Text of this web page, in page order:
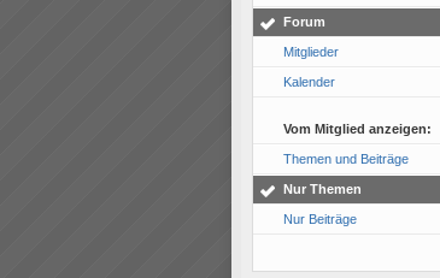
Forum
Mitglieder
Kalender
Vom Mitglied anzeigen:
Themen und Beiträge
Nur Themen
Nur Beiträge